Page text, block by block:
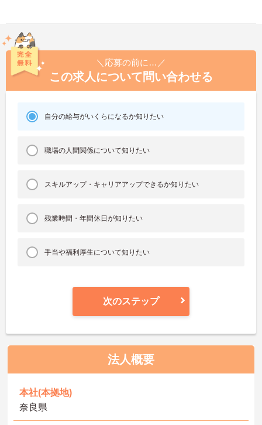
＼応募の前に…／
この求人について問い合わせる
自分の給与がいくらになるか知りたい
職場の人間関係について知りたい
スキルアップ・キャリアアップできるか知りたい
残業時間・年間休日が知りたい
手当や福利厚生について知りたい
次のステップ
法人概要
本社(本拠地)
奈良県